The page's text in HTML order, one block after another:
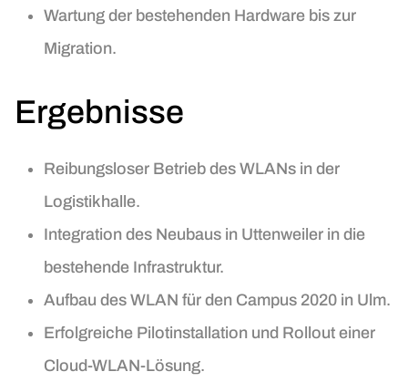
Wartung der bestehenden Hardware bis zur
Migration.
Ergebnisse
Reibungsloser Betrieb des WLANs in der
Logistikhalle.
Integration des Neubaus in Uttenweiler in die
bestehende Infrastruktur.
Aufbau des WLAN für den Campus 2020 in Ulm.
Erfolgreiche Pilotinstallation und Rollout einer
Cloud-WLAN-Lösung.